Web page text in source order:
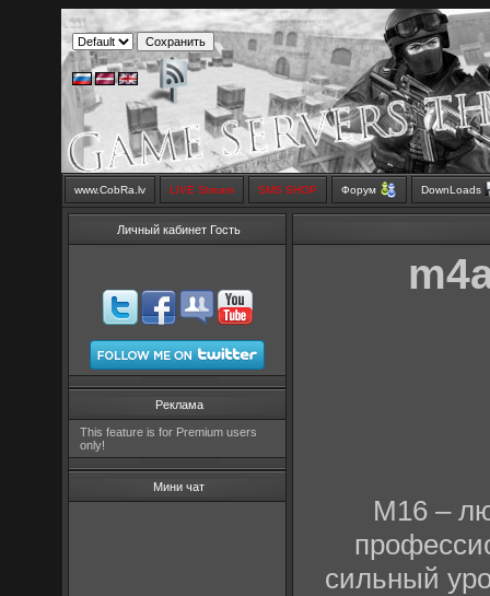
www.CobRa.lv LIVE Stream SMS SHOP Форум DownLoads
Личный кабинет Гость
Реклама
This feature is for Premium users
only!
Мини чат
M16 –
сильный